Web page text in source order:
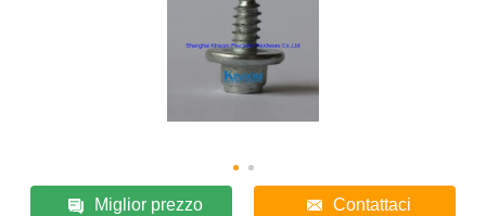
Miglior prezzo Contattaci